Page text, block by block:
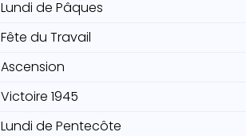
Lundi de Pâques
Fête du Travail
Ascension
Victoire 1945
Lundi de Pentecôte